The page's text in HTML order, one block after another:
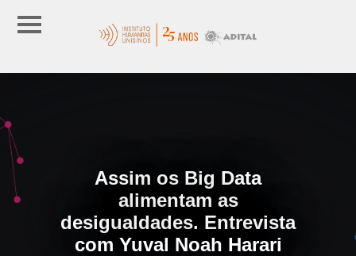
Assim os Big Data
alimentam as
desigualdades. Entrevista
com Yuval Noah Harari